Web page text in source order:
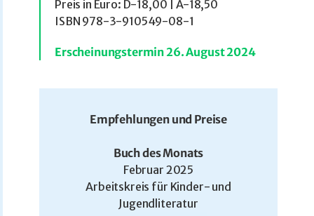
Preis in Euro: D-18,00 | A-18,50
ISBN 978-3-910549-08-1
Erscheinungstermin 26. August 2024
Empfehlungen und Preise
Buch des Monats
Februar 2025
Arbeitskreis für Kinder- und
Jugendliteratur